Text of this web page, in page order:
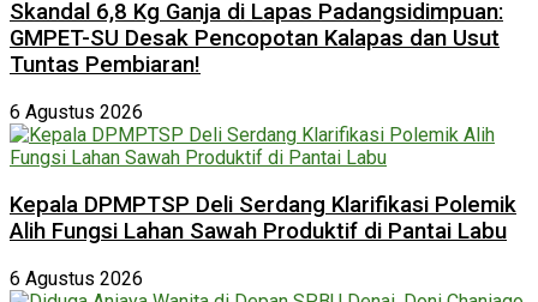
Skandal 6,8 Kg Ganja di Lapas Padangsidimpuan:
GMPET-SU Desak Pencopotan Kalapas dan Usut
Tuntas Pembiaran!
6 Agustus 2026
Kepala DPMPTSP Deli Serdang Klarifikasi Polemik
Alih Fungsi Lahan Sawah Produktif di Pantai Labu
6 Agustus 2026